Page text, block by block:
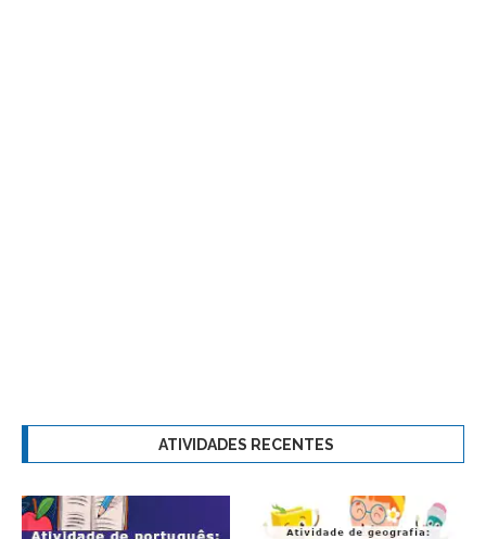
ATIVIDADES RECENTES